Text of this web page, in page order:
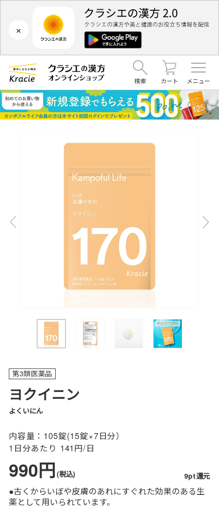
×
検索 カート メニュー
第3類医薬品
ヨクイニン
よくいにん
内容量： 105錠(15錠×7日分）
1日分あたり 141円/日
990円(税込) 9pt還元
●古くからいぼや皮膚のあれにすぐれた効果のある生
薬として用いられています。